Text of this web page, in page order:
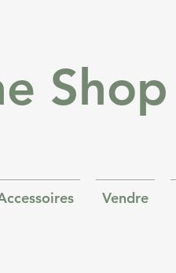
Shop
Vendre